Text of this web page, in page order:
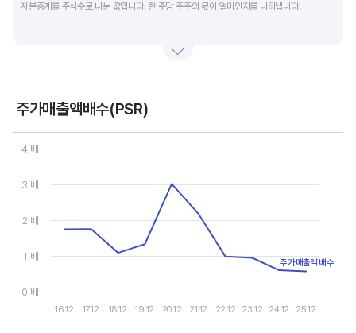
자본총계를 주식수로 나눈 값입니다. 한 주당 주주의 몫이 얼마인지를 나타냅니다.
자본총계가 빠른 속도로 증가합니다. 이에따라 주가도 오르게 됩니다.
자기자본이익률(순이익/자본총계*100%)처럼 분모에 자본총계를 넣어 계산하는
투자지표는 한국 기업에 비해 상대적으로 높게 나옵니다. 이런 부분을 감안해 미국 기업의
부채비율, 차입금 비중, 주가순자산배수 등을 판단하는 것이 좋습니다.
주가매출액배수(PSR)
Chart
Line chart with 10 data points.
The chart has 1 X axis displaying categories.
The chart has 1 Y axis displaying values. Data ranges from
16.12 17.12 18.12 19.12 20.12 21.12 22.12 23.12 24.12 25.12
0 배
1 배
2 배
3 배
4 배
주가매출액배수